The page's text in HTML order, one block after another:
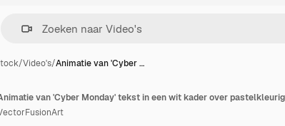
/Video's/Animatie van 'Cyber …